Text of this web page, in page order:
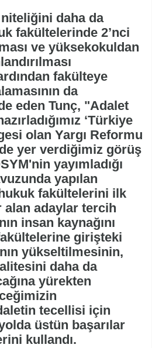
daha da
fakültelerinde 2’nci
ve yüksekokuldan
fakülteye
da
eden Tunç, "Adalet
‘Türkiye
olan Yargı Reformu
yer verdiğimiz görüş
yayımladığı
yapılan
fakültelerini ilk
alan adaylar tercih
insan kaynağını
girişteki
yükseltilmesinin,
daha da
yürekten
tecellisi için
üstün başarılar
kullandı.